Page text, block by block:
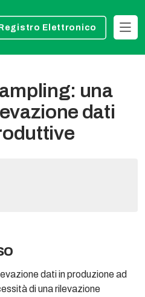
Elettronico
una
dati
dati in produzione ad
di una rilevazione